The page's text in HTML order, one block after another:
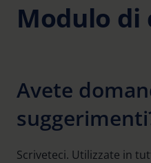
Modulo
Avete
Scriveteci. Utilizzate in